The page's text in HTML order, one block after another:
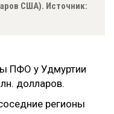
США). Источник:
ПФО у Удмуртии
долларов.
регионы